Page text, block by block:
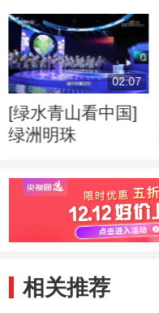
02:07
[绿水青山看中国]
绿洲明珠
相关推荐